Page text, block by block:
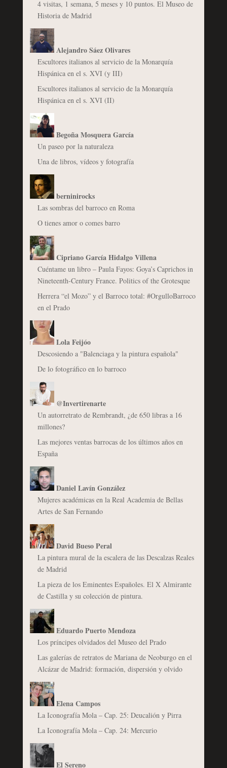
4 visitas, 1 semana, 5 meses y 10 puntos. El Museo de
Historia de Madrid
Alejandro Sáez Olivares
Escultores italianos al servicio de la Monarquía
Hispánica en el s. XVI (y III)
Escultores italianos al servicio de la Monarquía
Hispánica en el s. XVI (II)
Begoña Mosquera García
Un paseo por la naturaleza
Una de libros, vídeos y fotografía
berninirocks
Las sombras del barroco en Roma
O tienes amor o comes barro
Cipriano García Hidalgo Villena
Cuéntame un libro – Paula Fayos: Goya’s Caprichos in
Nineteenth-Century France. Politics of the Grotesque
Herrera “el Mozo” y el Barroco total: #OrgulloBarroco
en el Prado
Lola Feijóo
Descosiendo a "Balenciaga y la pintura española"
De lo fotográfico en lo barroco
@Invertirenarte
Un autorretrato de Rembrandt, ¿de 650 libras a 16
millones?
Las mejores ventas barrocas de los últimos años en
España
Daniel Lavín González
Mujeres académicas en la Real Academia de Bellas
Artes de San Fernando
David Bueso Peral
La pintura mural de la escalera de las Descalzas Reales
de Madrid
La pieza de los Eminentes Españoles. El X Almirante
de Castilla y su colección de pintura.
Eduardo Puerto Mendoza
Los príncipes olvidados del Museo del Prado
Las galerías de retratos de Mariana de Neoburgo en el
Alcázar de Madrid: formación, dispersión y olvido
Elena Campos
La Iconografía Mola – Cap. 25: Deucalión y Pirra
La Iconografía Mola – Cap. 24: Mercurio
El Sereno